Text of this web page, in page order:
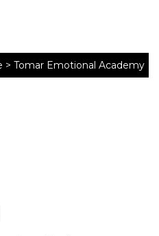
> Tomar Emotional Academy